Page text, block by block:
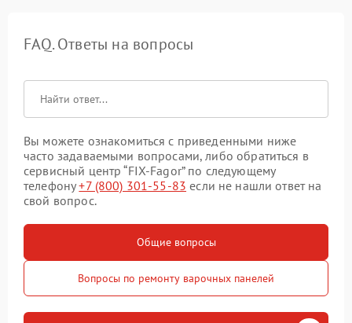
FAQ. Ответы на вопросы
Вы можете ознакомиться с приведенными ниже
часто задаваемыми вопросами, либо обратиться в
сервисный центр “FIX-Fagor” по следующему
телефону+7 (800) 301-55-83 если не нашли ответ на
свой вопрос.
Общие вопросы
Вопросы по ремонту варочных панелей